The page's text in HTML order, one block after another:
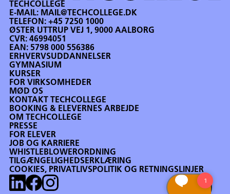
TECHCOLLEGE
E-MAIL: MAIL@TECHCOLLEGE.DK
TELEFON:+45 7250 1000
ØSTER UTTRUP VEJ 1, 9000 AALBORG
CVR: 46994051
EAN: 5798 000 556386
ERHVERVSUDDANNELSER
GYMNASIUM
KURSER
FOR VIRKSOMHEDER
MØD OS
KONTAKT TECHCOLLEGE
BOOKING & ELEVERNES ARBEJDE
OM TECHCOLLEGE
PRESSE
FOR ELEVER
JOB OG KARRIERE
WHISTLEBLOWERORDNING
TILGÆNGELIGHEDSERKLÆRING
COOKIES, PRIVATLIVSPOLITIK OG RETNINGSLINJER